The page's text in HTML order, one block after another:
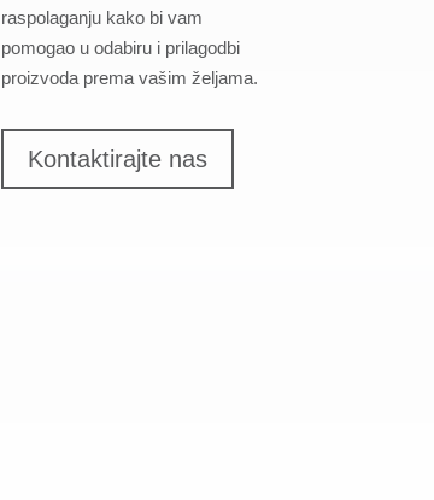
raspolaganju kako bi vam
pomogao u odabiru i prilagodbi
proizvoda prema vašim željama.
Kontaktirajte nas